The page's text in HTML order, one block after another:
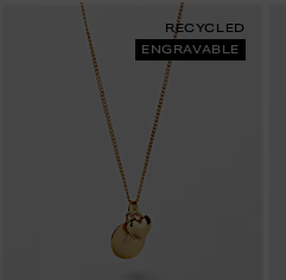
RECYCLED
ENGRAVABLE